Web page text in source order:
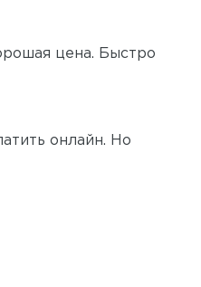
цена. Быстро
онлайн. Но